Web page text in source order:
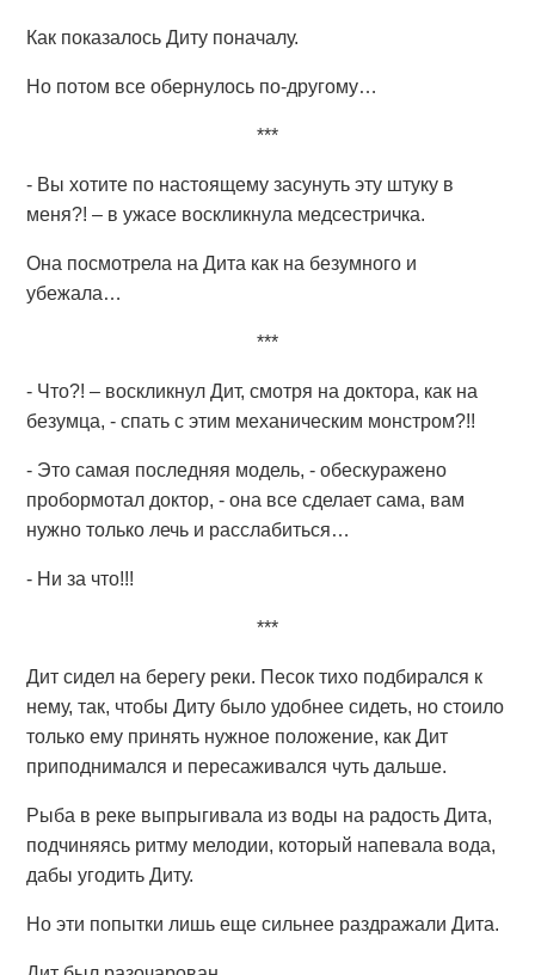
Как показалось Диту поначалу.
Но потом все обернулось по-другому…
***
- Вы хотите по настоящему засунуть эту штуку в
меня?! – в ужасе воскликнула медсестричка.
Она посмотрела на Дита как на безумного и
убежала…
***
- Что?! – воскликнул Дит, смотря на доктора, как на
безумца, - спать с этим механическим монстром?!!
- Это самая последняя модель, - обескуражено
пробормотал доктор, - она все сделает сама, вам
нужно только лечь и расслабиться…
- Ни за что!!!
***
Дит сидел на берегу реки. Песок тихо подбирался к
нему, так, чтобы Диту было удобнее сидеть, но стоило
только ему принять нужное положение, как Дит
приподнимался и пересаживался чуть дальше.
Рыба в реке выпрыгивала из воды на радость Дита,
подчиняясь ритму мелодии, который напевала вода,
дабы угодить Диту.
Но эти попытки лишь еще сильнее раздражали Дита.